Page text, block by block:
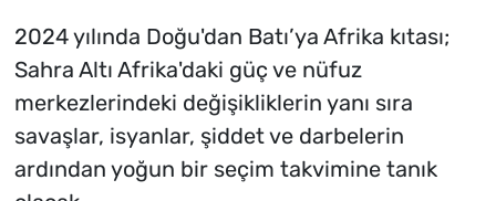
2024 yılında Doğu'dan Batı’ya Afrika kıtası;
Sahra Altı Afrika'daki güç ve nüfuz
merkezlerindeki değişikliklerin yanı sıra
savaşlar, isyanlar, şiddet ve darbelerin
ardından yoğun bir seçim takvimine tanık